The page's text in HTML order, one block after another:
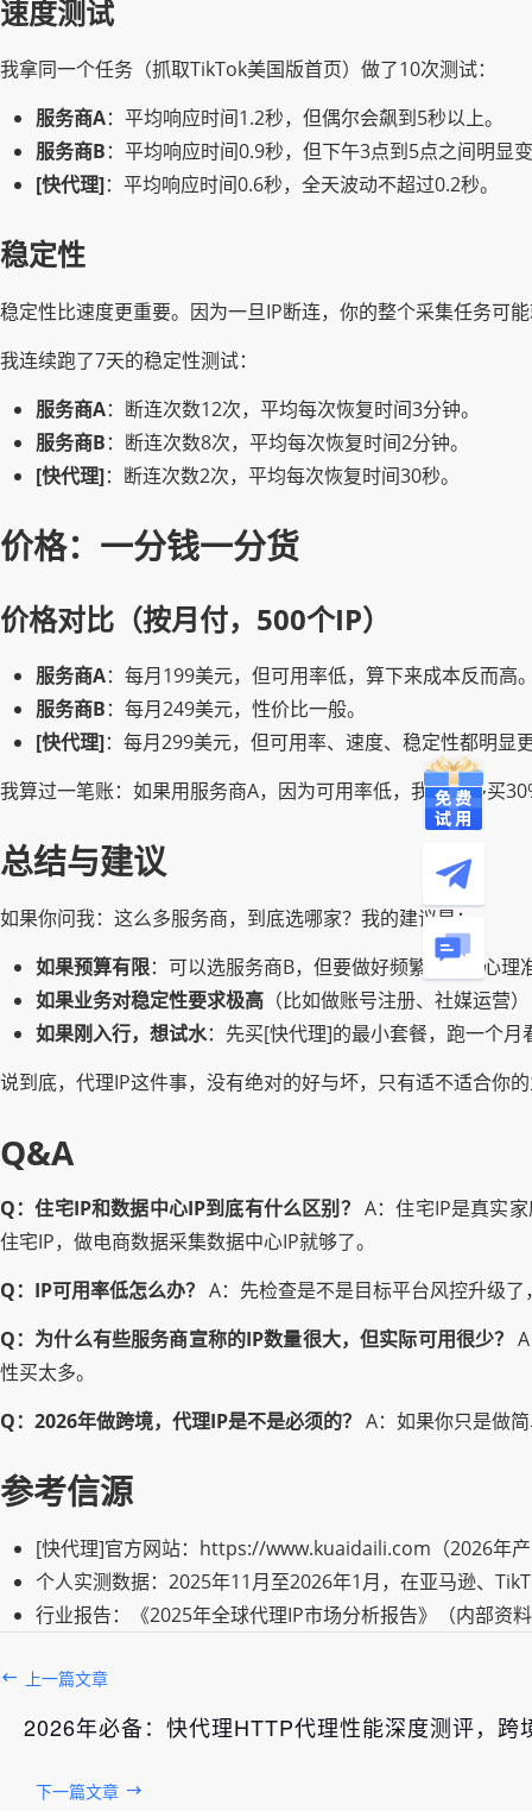
速度测试
我拿同一个任务（抓取TikTok美国版首页）做了10次测试：
服务商A：平均响应时间1.2秒，但偶尔会飙到5秒以上。
服务商B：平均响应时间0.9秒，但下午3点到5点之间明显
[快代理]：平均响应时间0.6秒，全天波动不超过0.2秒。
稳定性
稳定性比速度更重要。因为一旦IP断连，你的整个采集任务可
我连续跑了7天的稳定性测试：
服务商A：断连次数12次，平均每次恢复时间3分钟。
服务商B：断连次数8次，平均每次恢复时间2分钟。
[快代理]：断连次数2次，平均每次恢复时间30秒。
价格：一分钱一分货
价格对比（按月付，500个IP）
服务商A：每月199美元，但可用率低，算下来成本反而高
服务商B：每月249美元，性价比一般。
[快代理]：每月299美元，但可用率、速度、稳定性都明显
我算过一笔账：如果用服务商A，因为可用率低，我需要多买
总结与建议
如果你问我：这么多服务商，到底选哪家？我的建议是：
如果预算有限：可以选服务商B，但要做好频繁换IP的心理
如果业务对稳定性要求极高 （比如做账号注册、社媒运营
如果刚入行，想试水：先买[快代理]的最小套餐，跑一个
说到底，代理IP这件事，没有绝对的好与坏，只有适不适合你
Q&A
Q：住宅IP和数据中心IP到底有什么区别？ A：住宅IP是真实
住宅IP，做电商数据采集数据中心IP就够了。
Q：IP可用率低怎么办？ A：先检查是不是目标平台风控升级
Q：为什么有些服务商宣称的IP数量很大，但实际可用很少？
性买太多。
Q：2026年做跨境，代理IP是不是必须的？ A：如果你只是做
参考信源
[快代理]官方网站：https://www.kuaidaili.com（2026年
个人实测数据：2025年11月至2026年1月，在亚马逊、
行业报告：《2025年全球代理IP市场分析报告》（内部资
上一篇文章
2026年必备：快代理HTTP代理性能深度测评，跨
下一篇文章